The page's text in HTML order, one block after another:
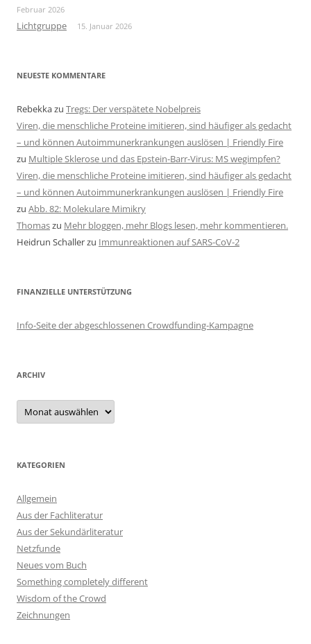
Februar 2026
Lichtgruppe 15. Januar 2026
NEUESTE KOMMENTARE
Rebekkazu Tregs: Der verspätete Nobelpreis
Viren, die menschliche Proteine imitieren, sind häufiger als gedacht
– und können Autoimmunerkrankungen auslösen | Friendly Fire
zu Multiple Sklerose und das Epstein-Barr-Virus: MS wegimpfen?
Viren, die menschliche Proteine imitieren, sind häufiger als gedacht
– und können Autoimmunerkrankungen auslösen | Friendly Fire
zu Abb. 82: Molekulare Mimikry
Thomaszu Mehr bloggen, mehr Blogs lesen, mehr kommentieren.
Heidrun Schallerzu Immunreaktionen auf SARS-CoV-2
FINANZIELLE UNTERSTÜTZUNG
Info-Seite der abgeschlossenen Crowdfunding-Kampagne
ARCHIV
Archiv
KATEGORIEN
Allgemein
Aus der Fachliteratur
Aus der Sekundärliteratur
Netzfunde
Neues vom Buch
Something completely different
Wisdom of the Crowd
Zeichnungen